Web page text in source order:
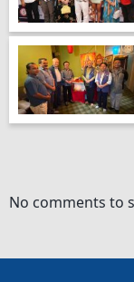
No comments to